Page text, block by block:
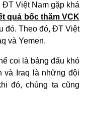
Việt Nam gặp khá
quả bốc thăm VCK
đó. Theo đó, ĐT Việt
và Yemen.
coi là bảng đấu khó
và Iraq là những đội
đó, chúng ta cũng